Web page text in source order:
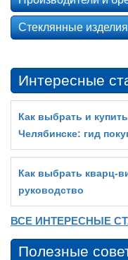
Стеклянные
Интересные
Как выбрать и
Челябинске: гид
Как выбрать
руководство
ВСЕ ИНТЕРЕСНЫЕ
Полезные